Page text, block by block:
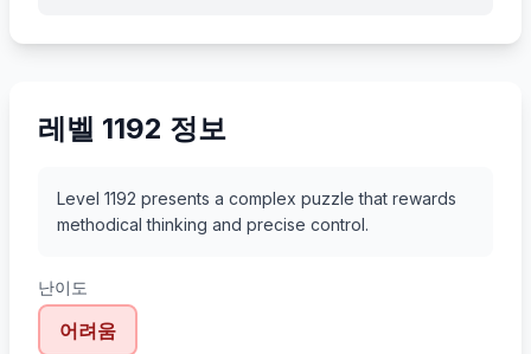
레벨 1192 정보
Level 1192 presents a complex puzzle that rewards
methodical thinking and precise control.
난이도
어려움